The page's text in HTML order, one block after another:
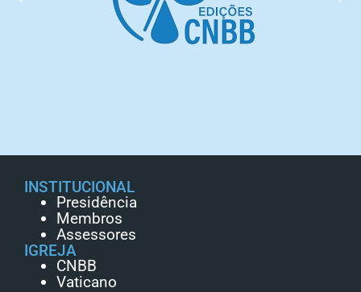
INSTITUCIONAL
Presidência
Membros
Assessores
IGREJA
CNBB
Vaticano